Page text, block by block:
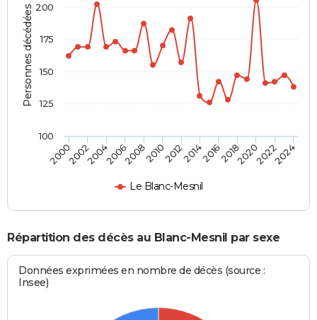
Personnes décédées
Le Blanc-Mesnil
2000200220042006200820102012201420162018202020222024
100
125
150
175
200
Répartition des décès au Blanc-Mesnil par sexe
Données exprimées en nombre de décès (source :
Insee)